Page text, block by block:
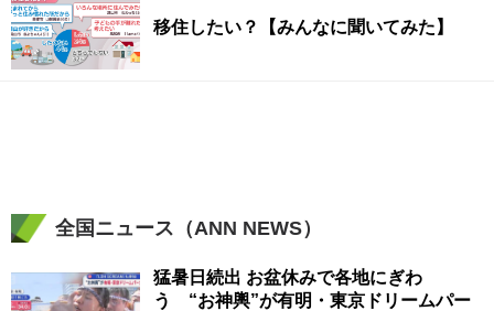
移住したい？【みんなに聞いてみた】
全国ニュース（ANN NEWS）
猛暑日続出 お盆休みで各地にぎわ
う “お神輿”が有明・東京ドリームパー